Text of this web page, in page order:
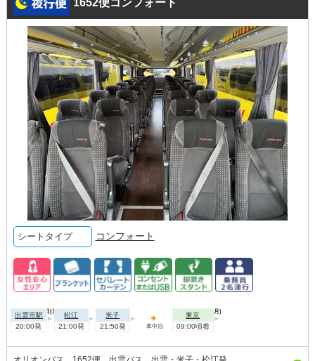
1652便コンフォート
シートタイプ コンフォート
2026年08月09日(日)
出雲市駅
20:00発
松江
21:00発
米子
21:50発
車中泊
2026年08月10日(月)
東京
09:00頃着